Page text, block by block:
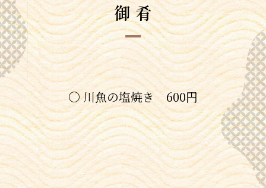
御 肴
〇 川魚の塩焼き 600円